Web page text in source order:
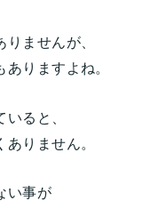
ませんが、
りますよね。
ると、
りません。
い事が